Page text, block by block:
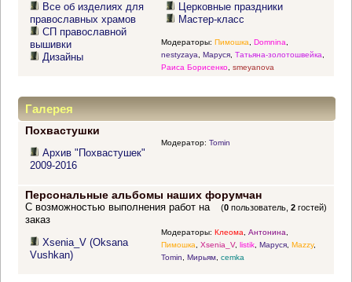
Все об изделиях для
православных храмов
СП православной
вышивки
Дизайны
Церковные праздники
Мастер-класс
Модераторы: Пимошка Domnina
nestyzaya
Маруся, Татьяна-золотошвейка
Раиса Борисенко, smeyanova
Галерея
Похвастушки
Архив "Похвастушек"
2009-2016
Модератор: Tomin
Персональные альбомы наших форумчан
(0 пользователь,2 гостей)
С возможностью выполнения работ на
заказ
Xsenia_V (Oksana
Vushkan)
Модераторы: Клеома, Антонина,
Пимошка, Xsenia_V, listik, Маруся, Mazzy,
Tomin, Мирьям, cemka